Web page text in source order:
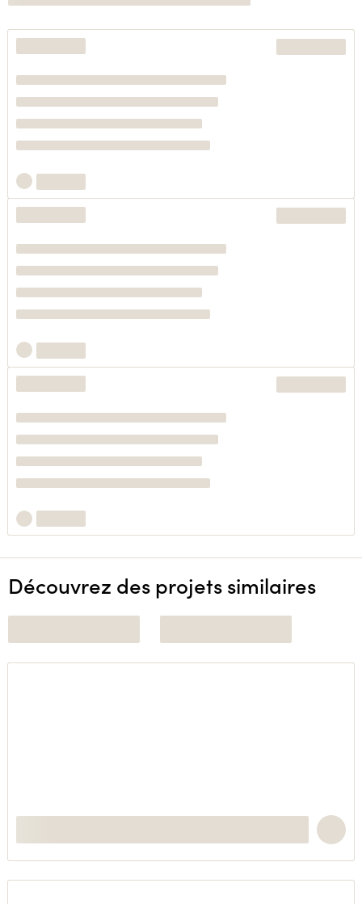
Découvrez des projets similaires